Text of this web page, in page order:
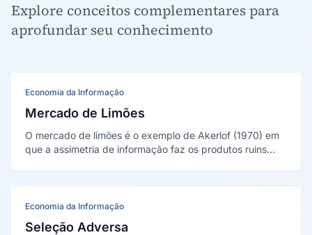
Explore conceitos complementares para
aprofundar seu conhecimento
Economia da Informação
Mercado de Limões
O mercado de limões é o exemplo de Akerlof (1970) em
que a assimetria de informação faz os produtos ruins
Economia da Informação
Seleção Adversa